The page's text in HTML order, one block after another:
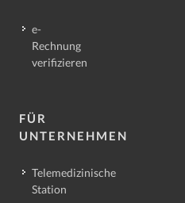
e-
Rechnung
verifizieren
FÜR
UNTERNEHMEN
Telemedizinische
Station